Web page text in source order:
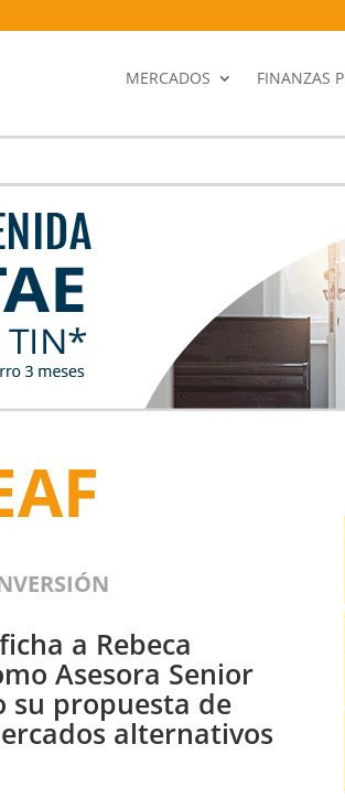
MERCADOS FINANZAS
a Rebeca
Asesora Senior
su propuesta de
alternativos